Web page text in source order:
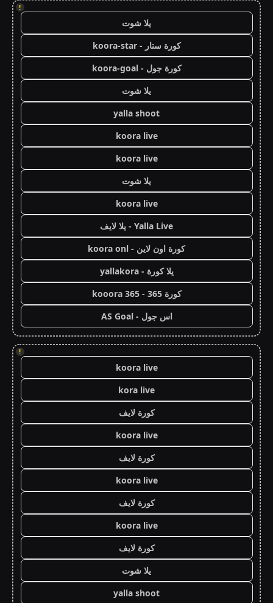
!
يلا شوت
كورة ستار - koora-star
كورة جول - koora-goal
يلا شوت
yalla shoot
koora live
koora live
يلا شوت
koora live
Yalla Live - يلا لايف
كورة اون لاين - koora onl
يلا كورة - yallakora
كورة 365 - kooora 365
اس جول - AS Goal
!
koora live
kora live
كورة لايف
koora live
كورة لايف
koora live
كورة لايف
koora live
كورة لايف
يلا شوت
yalla shoot